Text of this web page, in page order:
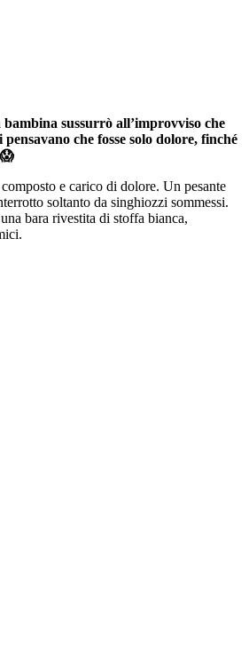
sussurrò all’improvviso che
che fosse solo dolore, finché
e carico di dolore. Un pesante
soltanto da singhiozzi sommessi.
bara rivestita di stoffa bianca,